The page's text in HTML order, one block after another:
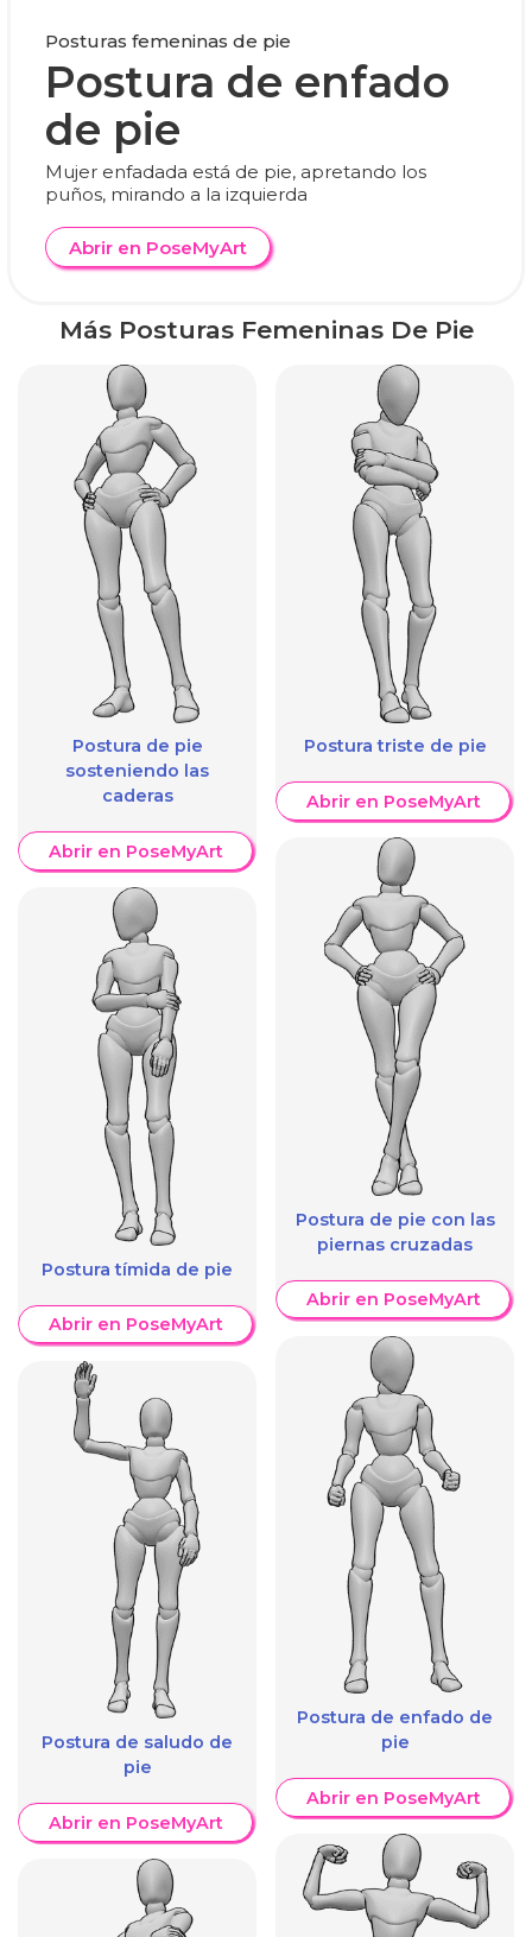
Posturas femeninas de pie
Postura de enfado
de pie
Mujer enfadada está de pie, apretando los
puños, mirando a la izquierda
Abrir en PoseMyArt
Más Posturas Femeninas De Pie
Postura de pie
sosteniendo las
caderas
Abrir en PoseMyArt
Postura tímida de pie
Abrir en PoseMyArt
Postura de saludo de
pie
Abrir en PoseMyArt
Postura triste de pie
Abrir en PoseMyArt
Postura de pie con las
piernas cruzadas
Abrir en PoseMyArt
Postura de enfado de
pie
Abrir en PoseMyArt